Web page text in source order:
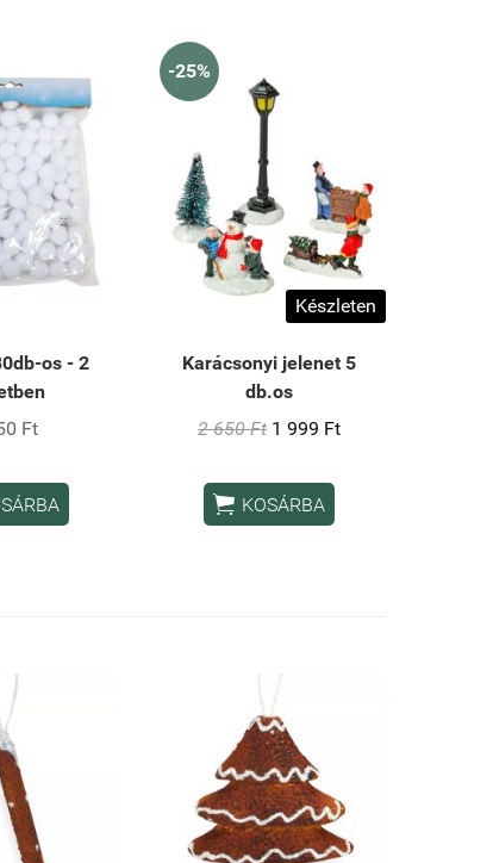
os - 2
Ft
-25%
Készleten
Karácsonyi jelenet 5
db.os
2 650 Ft 1 999 Ft
 KOSÁRBA